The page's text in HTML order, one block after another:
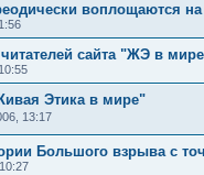
воплощаются
сайта "ЖЭ в
Этика в мире"
13:17
Большого взрыва с